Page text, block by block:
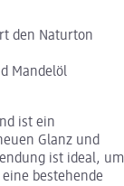
den Naturton
Mandelöl
ist ein
Glanz und
ist ideal, um
bestehende